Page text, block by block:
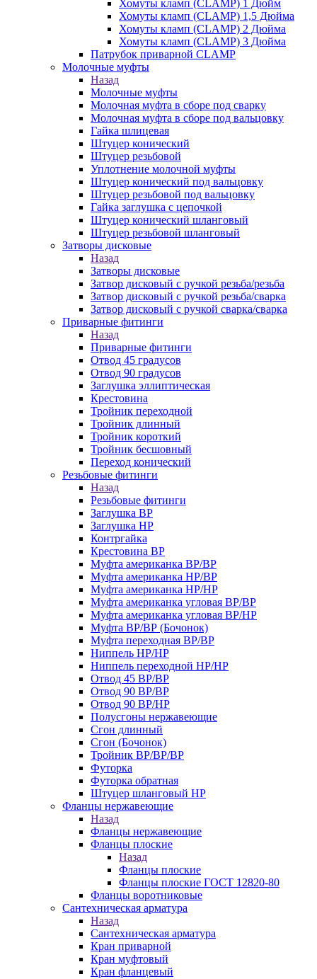
Хомуты кламп (CLAMP) 1 Дюйм
Хомуты кламп (CLAMP) 1,5 Дюйма
Хомуты кламп (CLAMP) 2 Дюйма
Хомуты кламп (CLAMP) 3 Дюйма
Патрубок приварной CLAMP
Молочные муфты
Назад
Молочные муфты
Молочная муфта в сборе под сварку
Молочная муфта в сборе под вальцовку
Гайка шлицевая
Штуцер конический
Штуцер резьбовой
Уплотнение молочной муфты
Штуцер конический под вальцовку
Штуцер резьбовой под вальцовку
Гайка заглушка с цепочкой
Штуцер конический шланговый
Штуцер резьбовой шланговый
Затворы дисковые
Назад
Затворы дисковые
Затвор дисковый с ручкой резьба/резьба
Затвор дисковый с ручкой резьба/сварка
Затвор дисковый с ручкой сварка/сварка
Приварные фитинги
Назад
Приварные фитинги
Отвод 45 градусов
Отвод 90 градусов
Заглушка эллиптическая
Крестовина
Тройник переходной
Тройник длинный
Тройник короткий
Тройник бесшовный
Переход конический
Резьбовые фитинги
Назад
Резьбовые фитинги
Заглушка ВР
Заглушка НР
Контргайка
Крестовина ВР
Муфта американка ВР/ВР
Муфта американка НР/ВР
Муфта американка НР/НР
Муфта американка угловая ВР/ВР
Муфта американка угловая ВР/НР
Муфта ВР/ВР (Бочонок)
Муфта переходная ВР/ВР
Ниппель НР/НР
Ниппель переходной НР/НР
Отвод 45 ВР/ВР
Отвод 90 ВР/ВР
Отвод 90 ВР/НР
Полусгоны нержавеющие
Сгон длинный
Сгон (Бочонок)
Тройник ВР/ВР/ВР
Футорка
Футорка обратная
Штуцер шланговый НР
Фланцы нержавеющие
Назад
Фланцы нержавеющие
Фланцы плоские
Назад
Фланцы плоские
Фланцы плоские ГОСТ 12820-80
Фланцы воротниковые
Сантехническая арматура
Назад
Сантехническая арматура
Кран приварной
Кран муфтовый
Кран фланцевый